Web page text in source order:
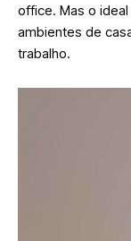
office. Mas o
ambientes de
trabalho.